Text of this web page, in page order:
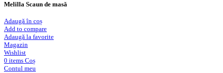
Melilla Scaun de masă
Adaugă în coș
Add to compare
Adaugă la favorite
Magazin
Wishlist
0 items Coș
Contul meu